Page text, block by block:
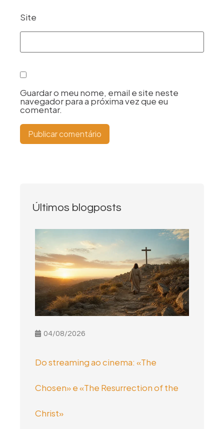
Site
Guardar o meu nome, email e site neste
navegador para a próxima vez que eu
comentar.
Últimos blogposts
04/08/2026
Do streaming ao cinema: «The
Chosen» e «The Resurrection of the
Christ»